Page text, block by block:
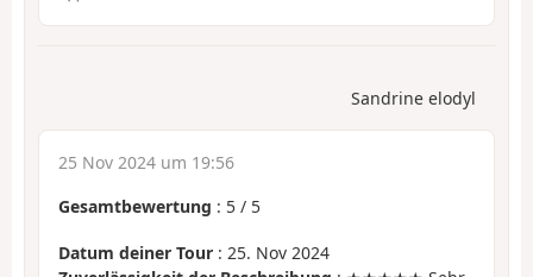
Sandrine elodyl
25 Nov 2024 um 19:56
Gesamtbewertung : 5 / 5
Datum deiner Tour : 25. Nov 2024